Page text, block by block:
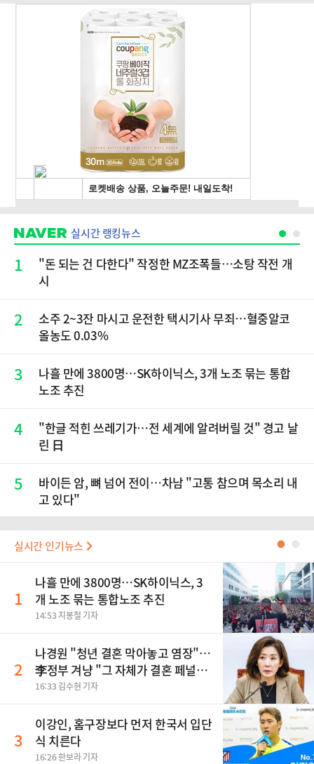
실시간 랭킹뉴스
1
"돈 되는 건 다한다" 작정한 MZ조폭들…소탕 작전 개
시
2
소주 2~3잔 마시고 운전한 택시기사 무죄…혈중알코
올농도 0.03%
3
나흘 만에 3800명…SK하이닉스, 3개 노조 묶는 통합
노조 추진
4
"한글 적힌 쓰레기가…전 세계에 알려버릴 것" 경고 날
린 日
5
바이든 암, 뼈 넘어 전이…차남 "고통 참으며 목소리 내
고 있다"
실시간 인기뉴스 ●
1
나흘 만에 3800명…SK하이닉스, 3
개 노조 묶는 통합노조 추진
14:53 지봉철 기자
2
나경원 "청년 결혼 막아놓고 염장"…
李정부 겨냥 "그 자체가 결혼 페널
티"
16:33 김수현 기자
3
이강인, 홈구장보다 먼저 한국서 입단
식 치른다
16:26 한보라 기자